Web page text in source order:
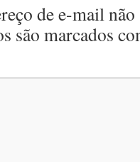
de e-mail
são marcados